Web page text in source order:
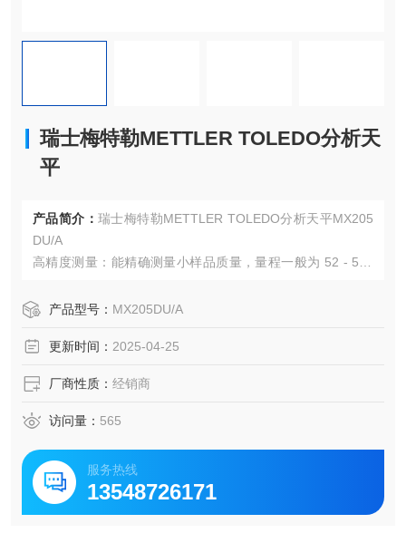
瑞士梅特勒METTLER TOLEDO分析天
平
产品简介： 瑞士梅特勒METTLER TOLEDO分析天平MX205
DU/A
高精度测量：能精确测量小样品质量，量程一般为 52 - 520
示称量、配方制定和移液器校准等敏感应用需求。
产品型号： MX205DU/A
更新时间： 2025-04-25
厂商性质： 经销商
访问量： 565
服务热线
13548726171